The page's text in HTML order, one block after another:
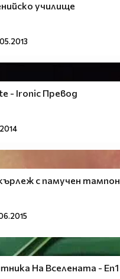
училище
- Ironic Превод
с памучен тампон
На Вселената - Еп1